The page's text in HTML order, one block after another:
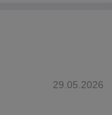
29.05.2026